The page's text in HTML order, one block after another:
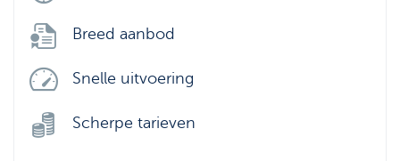
Breed aanbod
Snelle uitvoering
Scherpe tarieven